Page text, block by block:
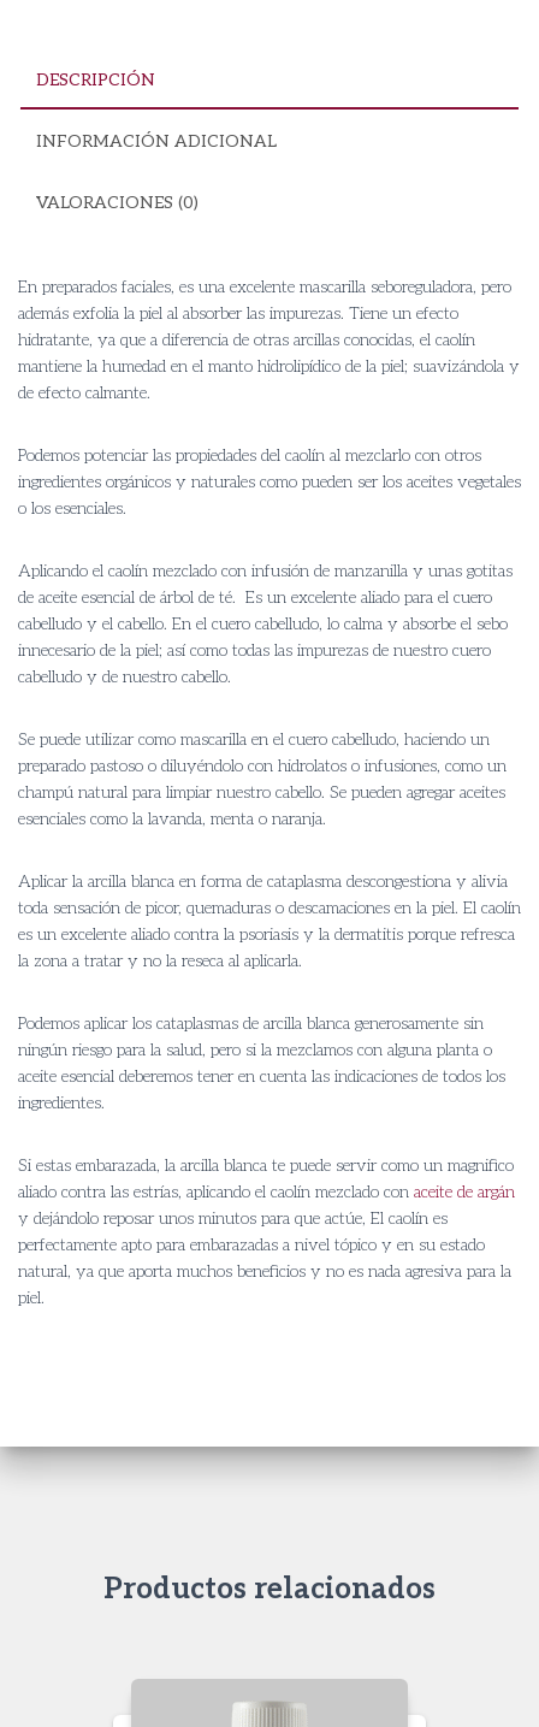
DESCRIPCIÓN
INFORMACIÓN ADICIONAL
VALORACIONES (0)
En preparados faciales, es una excelente mascarilla seboreguladora, pero
además exfolia la piel al absorber las impurezas. Tiene un efecto
hidratante, ya que a diferencia de otras arcillas conocidas, el caolín
mantiene la humedad en el manto hidrolipídico de la piel; suavizándola y
de efecto calmante.
Podemos potenciar las propiedades del caolín al mezclarlo con otros
ingredientes orgánicos y naturales como pueden ser los aceites vegetales
o los esenciales.
Aplicando el caolín mezclado con infusión de manzanilla y unas gotitas
de aceite esencial de árbol de té. Es un excelente aliado para el cuero
cabelludo y el cabello. En el cuero cabelludo, lo calma y absorbe el sebo
innecesario de la piel; así como todas las impurezas de nuestro cuero
cabelludo y de nuestro cabello.
Se puede utilizar como mascarilla en el cuero cabelludo, haciendo un
preparado pastoso o diluyéndolo con hidrolatos o infusiones, como un
champú natural para limpiar nuestro cabello. Se pueden agregar aceites
esenciales como la lavanda, menta o naranja.
Aplicar la arcilla blanca en forma de cataplasma descongestiona y alivia
toda sensación de picor, quemaduras o descamaciones en la piel. El caolín
es un excelente aliado contra la psoriasis y la dermatitis porque refresca
la zona a tratar y no la reseca al aplicarla.
Podemos aplicar los cataplasmas de arcilla blanca generosamente sin
ningún riesgo para la salud, pero si la mezclamos con alguna planta o
aceite esencial deberemos tener en cuenta las indicaciones de todos los
ingredientes.
Si estas embarazada, la arcilla blanca te puede servir como un magnifico
aliado contra las estrías, aplicando el caolín mezclado con aceite de argán
y dejándolo reposar unos minutos para que actúe, El caolín es
perfectamente apto para embarazadas a nivel tópico y en su estado
natural, ya que aporta muchos beneficios y no es nada agresiva para la
piel.
Productos relacionados